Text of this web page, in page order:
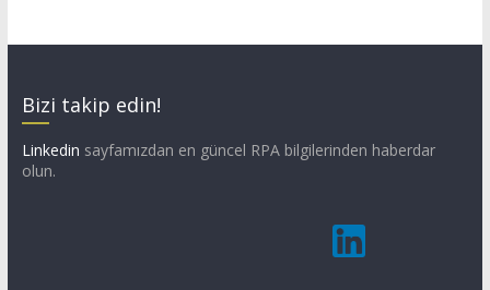
Bizi takip edin!
Linkedin sayfamızdan en güncel RPA bilgilerinden haberdar
olun.